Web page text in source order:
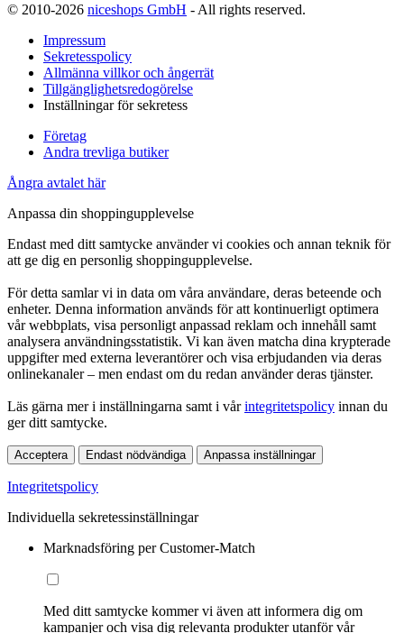
© 2010-2026 niceshops GmbH - All rights reserved.
Impressum
Sekretesspolicy
Allmänna villkor och ångerrät
Tillgänglighetsredogörelse
Inställningar för sekretess
Företag
Andra trevliga butiker
Ångra avtalet här
Anpassa din shoppingupplevelse
Endast med ditt samtycke använder vi cookies och annan teknik för
att ge dig en personlig shoppingupplevelse.
För detta samlar vi in data om våra användare, deras beteende och
enheter. Denna information används för att kontinuerligt optimera
vår webbplats, visa personligt anpassad reklam och innehåll samt
analysera användningsstatistik. Vi kan även matcha dina krypterade
uppgifter med externa leverantörer och visa erbjudanden via deras
onlinekanaler – men endast om du redan använder deras tjänster.
Läs gärna mer i inställningarna samt i vårintegritetspolicy innan du
ger ditt samtycke.
Acceptera Endast nödvändiga Anpassa inställningar
Integritetspolicy
Individuella sekretessinställningar
Marknadsföring per Customer-Match
Med ditt samtycke kommer vi även att informera dig om
kampanjer och visa dig relevanta produkter utanför vår